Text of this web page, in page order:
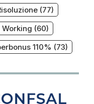
(77)
(60)
110% (73)